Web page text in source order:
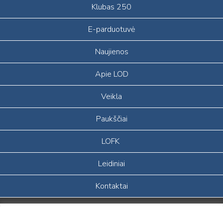
Klubas 250
E-parduotuvė
Naujienos
Apie LOD
Veikla
Paukščiai
LOFK
Leidiniai
Kontaktai